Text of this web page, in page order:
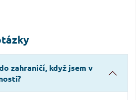
zahraničí, když jsem v